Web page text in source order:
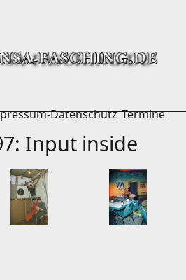
Fotos Datenschutz Termine
Input inside